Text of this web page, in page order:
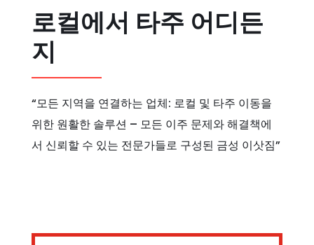
로컬에서 타주 어디든
지
“모든 지역을 연결하는 업체: 로컬 및 타주 이동을
위한 원활한 솔루션 – 모든 이주 문제와 해결책에
서 신뢰할 수 있는 전문가들로 구성된 금성 이삿짐”